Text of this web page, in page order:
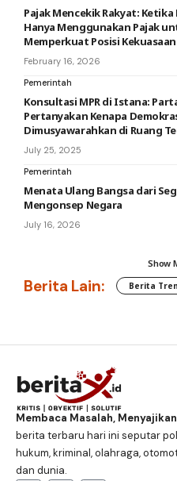
Pajak Mencekik Rakyat:
Hanya Menggunakan Pajak
Memperkuat Posisi Kekuasaan
February 16, 2026
Pemerintah
Konsultasi MPR di Istana:
Pertanyakan Kenapa
Dimusyawarahkan di Ruang
July 25, 2025
Pemerintah
Menata Ulang Bangsa dari
Mengonsep Negara
July 16, 2026
Show
Berita Lain: Berita
Membaca Masalah,
berita terbaru hari ini seputar
hukum, kriminal, olahraga,
dan dunia.